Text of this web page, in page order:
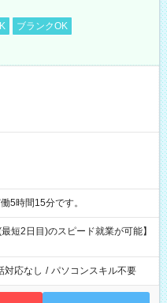
ブランクOK
ち実働5時間15分です。
短2日目)のスピード就業が可能】
対応なし / パソコンスキル不要